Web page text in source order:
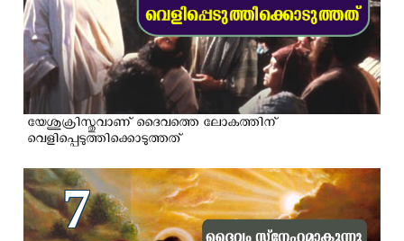
യേശുക്രിസ്തുവാണ് ദൈവത്തെ ലോകത്തിന്
വെളിപ്പെടുത്തിക്കൊടുത്തത്
7